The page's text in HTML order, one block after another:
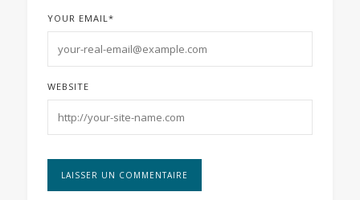
YOUR EMAIL *
WEBSITE